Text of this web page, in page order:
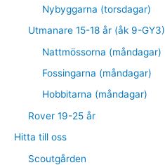
Nybyggarna (torsdagar)
Utmanare 15-18 år (åk 9-GY3)
Nattmössorna (måndagar)
Fossingarna (måndagar)
Hobbitarna (måndagar)
Rover 19-25 år
Hitta till oss
Scoutgården